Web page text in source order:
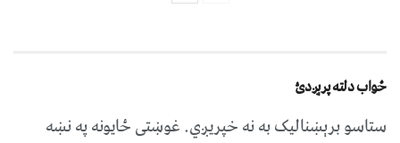
ځواب دلته پرېږدئ
ستاسو برېښناليک به نه خپريږي.غوښتى ځایونه په نښه